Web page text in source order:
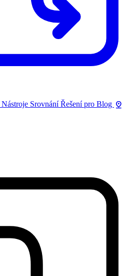
Nástroje Srovnání Řešení pro Blog pin_drop